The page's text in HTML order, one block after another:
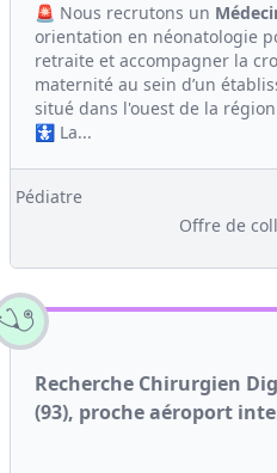
🚨 Nous recrutons un
orientation en néonatologie
retraite et accompagner la
maternité au sein d’un
situé dans l'ouest de la
🚼 La...
Pédiatre
Offre de
Recherche Chirurgien
(93), proche aéroport